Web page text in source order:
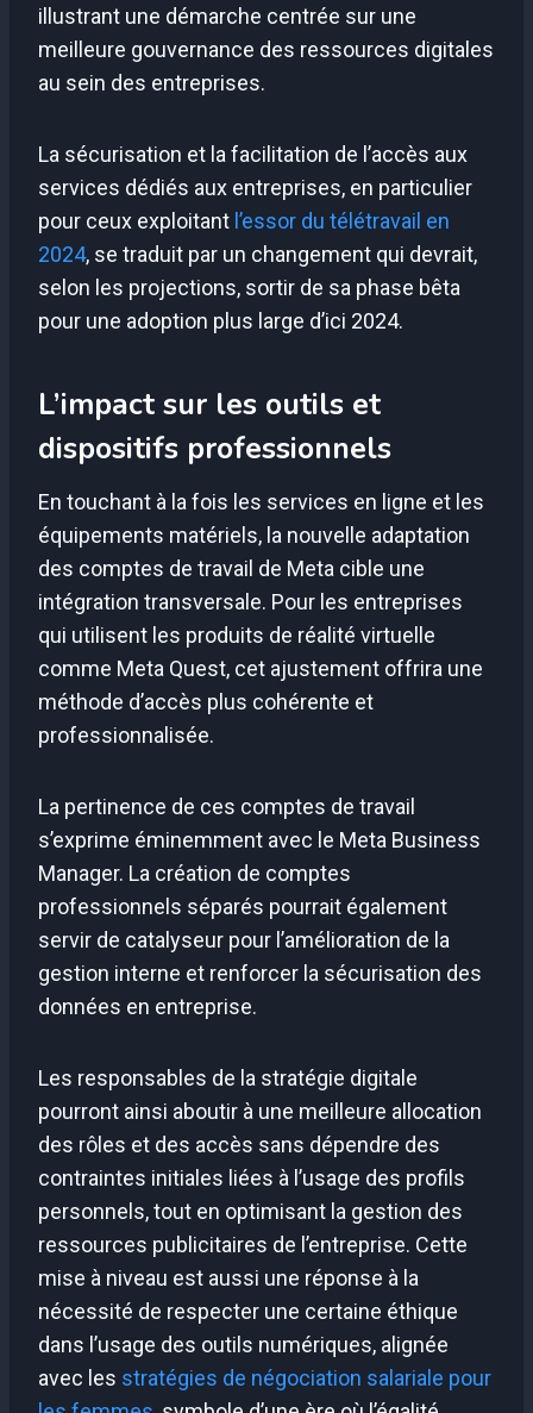
illustrant une démarche centrée sur une
meilleure gouvernance des ressources digitales
au sein des entreprises.
La sécurisation et la facilitation de l’accès aux
services dédiés aux entreprises, en particulier
pour ceux exploitant l’essor du télétravail en
2024, se traduit par un changement qui devrait,
selon les projections, sortir de sa phase bêta
pour une adoption plus large d’ici 2024.
L’impact sur les outils et
dispositifs professionnels
En touchant à la fois les services en ligne et les
équipements matériels, la nouvelle adaptation
des comptes de travail de Meta cible une
intégration transversale. Pour les entreprises
qui utilisent les produits de réalité virtuelle
comme Meta Quest, cet ajustement offrira une
méthode d’accès plus cohérente et
professionnalisée.
La pertinence de ces comptes de travail
s’exprime éminemment avec le Meta Business
Manager. La création de comptes
professionnels séparés pourrait également
servir de catalyseur pour l’amélioration de la
gestion interne et renforcer la sécurisation des
données en entreprise.
Les responsables de la stratégie digitale
pourront ainsi aboutir à une meilleure allocation
des rôles et des accès sans dépendre des
contraintes initiales liées à l’usage des profils
personnels, tout en optimisant la gestion des
ressources publicitaires de l’entreprise. Cette
mise à niveau est aussi une réponse à la
nécessité de respecter une certaine éthique
dans l’usage des outils numériques, alignée
avec les stratégies de négociation salariale pour